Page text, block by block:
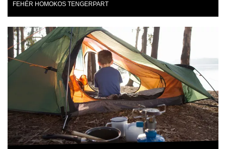
FEHÉR HOMOKOS TENGERPART